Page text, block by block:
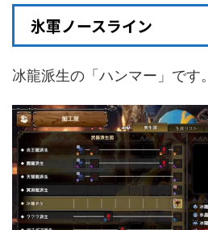
氷軍ノースライン
冰龍派生の「ハンマー」です。